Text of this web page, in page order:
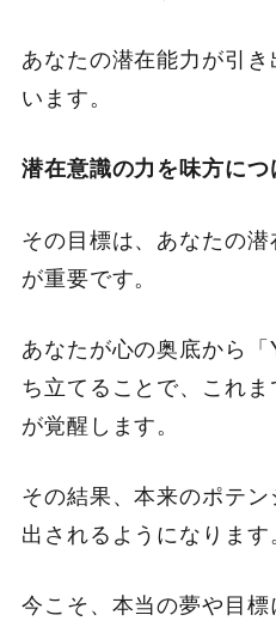
あなたの潜在能力が引
います。
潜在意識の力を味方につ
その目標は、あなたの
が重要です。
あなたが心の奥底から
ち立てることで、これ
が覚醒します。
その結果、本来のポテ
出されるようになります。
今こそ、本当の夢や目